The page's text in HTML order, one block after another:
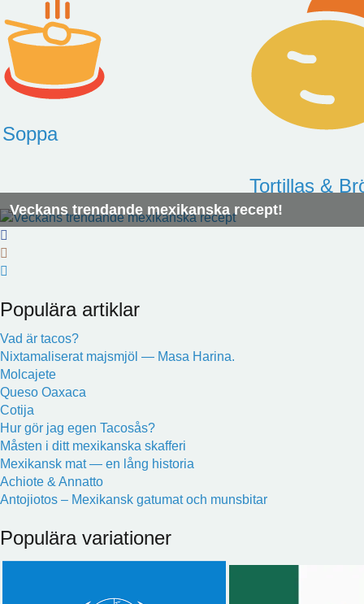
Soppa
Tortillas &
Veckans trendande mexikanska recept!
Populära artiklar
Vad är tacos?
Nixtamaliserat majsmjöl — Masa Harina.
Molcajete
Queso Oaxaca
Cotija
Hur gör jag egen Tacosås?
Måsten i ditt mexikanska skafferi
Mexikansk mat — en lång historia
Achiote & Annatto
Antojiotos – Mexikansk gatumat och munsbitar
Populära variationer